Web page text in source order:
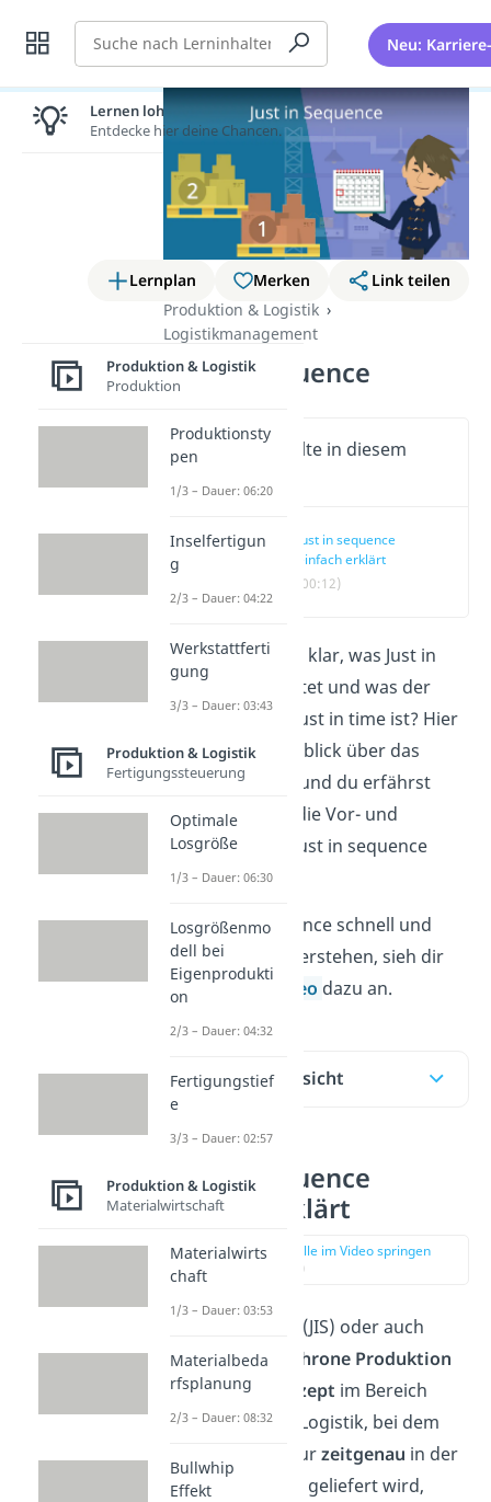
Suche Neu:
Lernplan Merken
Link teilen
Produktion & Logistik
Logistikmanagement
Just in sequence
Wichtige Inhalte in diesem
Just in sequence
einfach erklärt
(00:12)
Dir ist nicht ganz klar, was Just in
sequence bedeutet und was der
Unterschied zu Just in time ist? Hier
wird dir ein Überblick über das
Thema geboten und du erfährst
außerdem, was die Vor- und
Nachteile einer Just in sequence
Produktion sind.
Um Just in sequence schnell und
anschaulich zu verstehen, sieh dir
gerne unser
Video dazu an.
Inhaltsübersicht
Just in sequence
einfach erklärt
zur Stelle im Video springen
(00:12)
Just in sequence (JIS) oder auch
reihenfolgesynchrone Produktion
ist einLieferkonzept im Bereich
Produktion und Logistik, bei dem
die Ware nicht nurzeitgenau in der
richtigen Menge
geliefert wird,
Lernen lohnt sich!
Entdecke hier deine Chancen.
Produktion & Logistik
Produktion
Produktionsty
pen
1/3 – Dauer: 06:20
Inselfertigun
g
2/3 – Dauer: 04:22
Werkstattferti
gung
3/3 – Dauer: 03:43
Produktion & Logistik
Fertigungssteuerung
Optimale
Losgröße
1/3 – Dauer: 06:30
Losgrößenmo
dell bei
Eigenprodukti
on
2/3 – Dauer: 04:32
Fertigungstief
e
3/3 – Dauer: 02:57
Produktion & Logistik
Materialwirtschaft
Materialwirts
chaft
1/3 – Dauer: 03:53
Materialbeda
rfsplanung
2/3 – Dauer: 08:32
Bullwhip
Effekt